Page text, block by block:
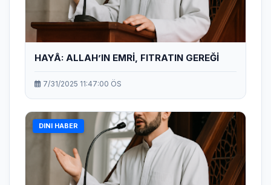
HAYÂ: ALLAH’IN EMRİ, FITRATIN GEREĞİ
7/31/2025 11:47:00 ÖS
DINI HABER